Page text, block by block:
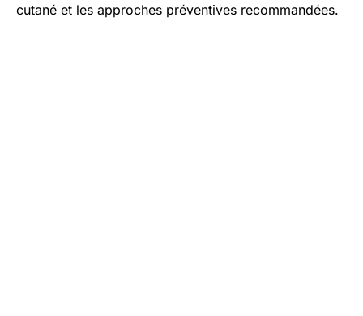
cutané et les approches préventives recommandées.